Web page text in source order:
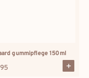
gummipflege 150ml